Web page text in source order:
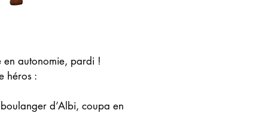
autonomie, pardi !
héros :
d’Albi, coupa en